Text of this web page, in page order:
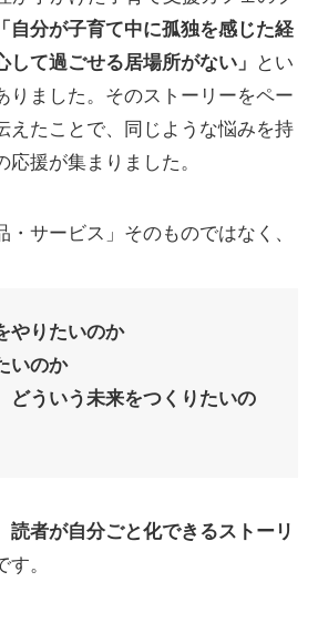
「自分が子育て中に孤独を感じた経
して過ごせる居場所がない」
とい
りました。そのストーリーをペー
えたことで、同じような悩みを持
援が集まりました。
サービス」そのものではなく、
やりたいのか
いのか
どういう未来をつくりたいの
読者が自分ごと化できるストーリ
す。